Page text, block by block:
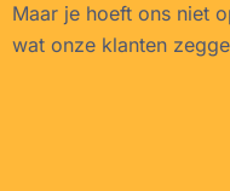
Maar je hoeft ons niet
wat onze klanten